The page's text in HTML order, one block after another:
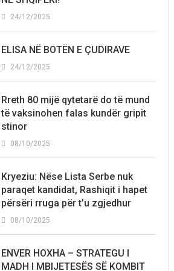
24/12/2025
ELISA NË BOTËN E ÇUDIRAVE
24/12/2025
Rreth 80 mijë qytetarë do të mund
të vaksinohen falas kundër gripit
stinor
08/10/2025
Kryeziu: Nëse Lista Serbe nuk
paraqet kandidat, Rashiqit i hapet
përsëri rruga për t’u zgjedhur
08/10/2025
ENVER HOXHA – STRATEGU I
MADH I MBIJETESËS SË KOMBIT